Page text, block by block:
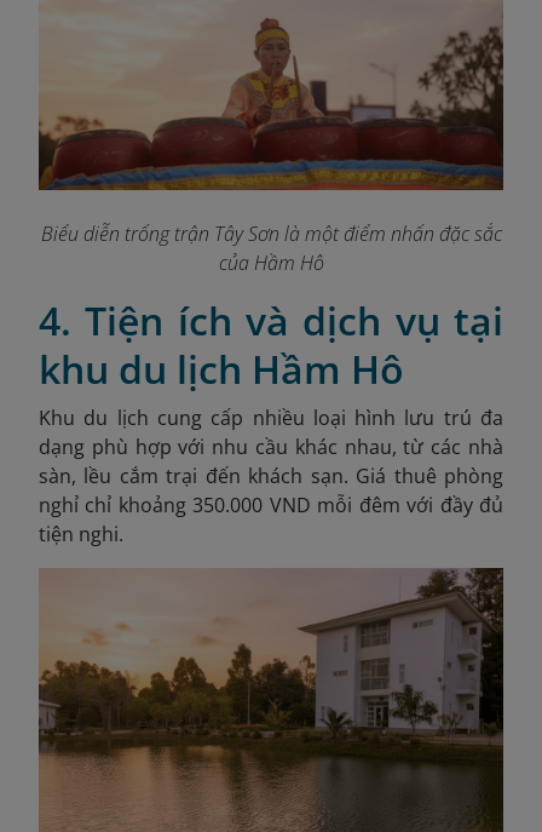
Biểu diễn trống trận Tây Sơn là một điểm nhấn đặc sắc
của Hầm Hô
4. Tiện ích và dịch vụ tại
khu du lịch Hầm Hô
Khu du lịch cung cấp nhiều loại hình lưu trú đa
dạng phù hợp với nhu cầu khác nhau, từ các nhà
sàn, lều cắm trại đến khách sạn. Giá thuê phòng
nghỉ chỉ khoảng 350.000 VND mỗi đêm với đầy đủ
tiện nghi.